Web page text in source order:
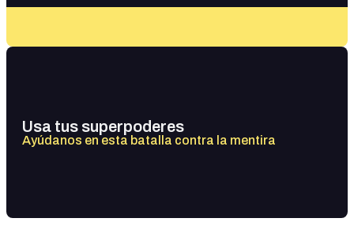
Usa tus superpoderes
Ayúdanos en esta batalla contra la mentira